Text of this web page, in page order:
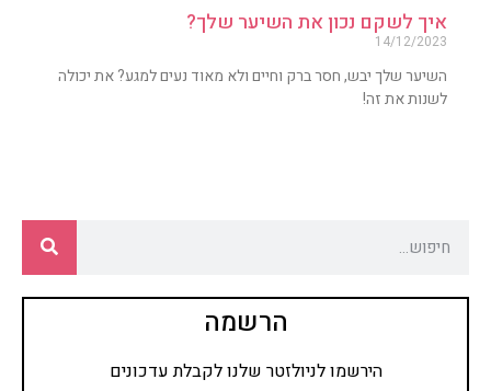
איך לשקם נכון את השיער שלך?
14/12/2023
השיער שלך יבש, חסר ברק וחיים ולא מאוד נעים למגע? את יכולה
לשנות את זה!
הרשמה
הירשמו לניולזטר שלנו לקבלת עדכונים